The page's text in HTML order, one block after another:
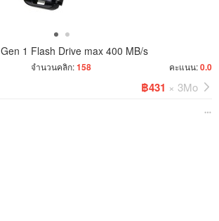
1 Flash Drive max 400 MB/s
จำนวนคลิก:158 คะแนน:0.0
฿431 × 3Mo